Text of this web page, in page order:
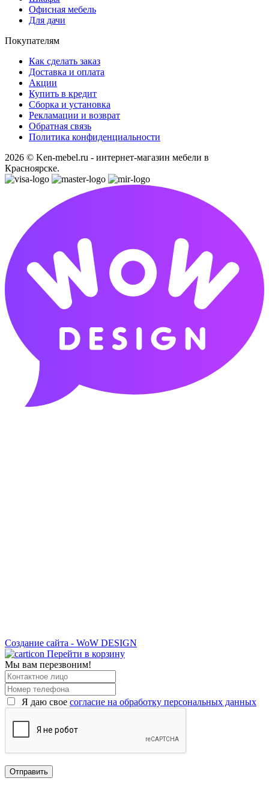
Офисная мебель
Для дачи
Покупателям
Как сделать заказ
Доставка и оплата
Акции
Купить в кредит
Сборка и установка
Рекламации и возврат
Обратная связь
Политика конфиденциальности
2026 © Ken-mebel.ru - интернет-магазин мебели в
Красноярске.
Создание сайта - WoW DESIGN
Перейти в корзину
Мы вам перезвоним!
Я даю свое согласие на обработку персональных данных